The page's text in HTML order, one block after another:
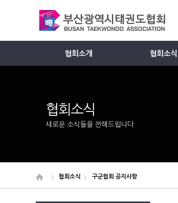
협회소개 협회소식
협회소식
새로운 소식들을 전해드립니다
협회소식 구군협회 공지사항